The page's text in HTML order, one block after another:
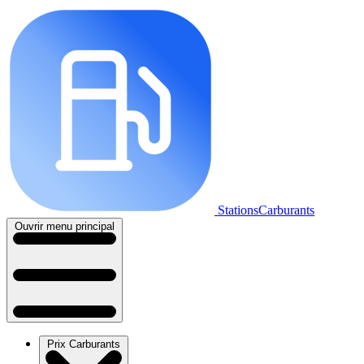
StationsCarburants
Ouvrir menu principal
Prix Carburants